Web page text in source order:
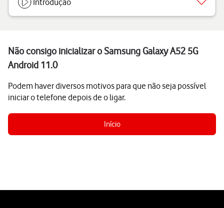
Introdução
Não consigo inicializar o Samsung Galaxy A52 5G
Android 11.0
Podem haver diversos motivos para que não seja possível
iniciar o telefone depois de o ligar.
Início